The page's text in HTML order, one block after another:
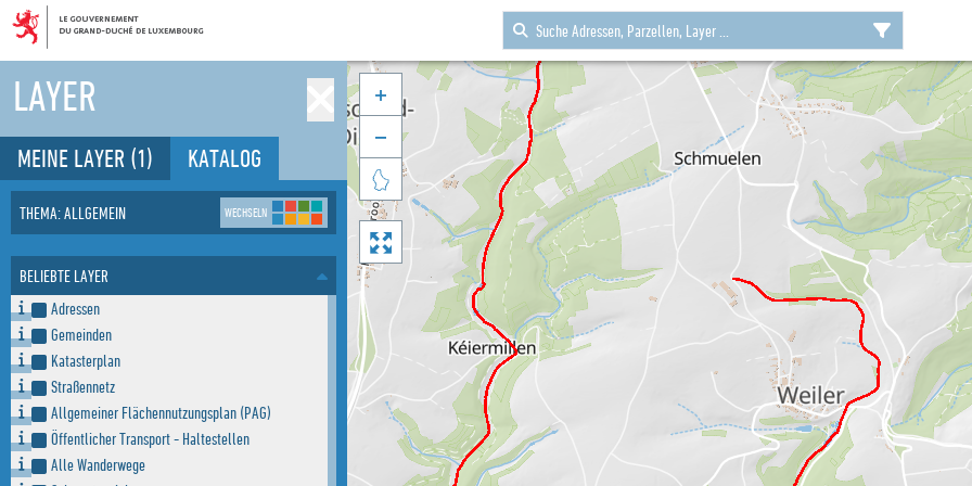
LAYER
MEINE LAYER (1) KATALOG
THEMA: ALLGEMEIN WECHSELN
BELIEBTE LAYER
Adressen
Gemeinden
Katasterplan
Straßennetz
Allgemeiner Flächennutzungsplan (PAG)
Öffentlicher Transport - Haltestellen
Alle Wanderwege



